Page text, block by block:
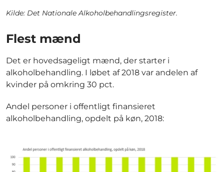
Kilde: Det Nationale Alkoholbehandlingsregister.
Flest mænd
Det er hovedsageligt mænd, der starter i
alkoholbehandling. I løbet af 2018 var andelen af
kvinder på omkring 30 pct.
Andel personer i offentligt finansieret
alkoholbehandling, opdelt på køn, 2018: